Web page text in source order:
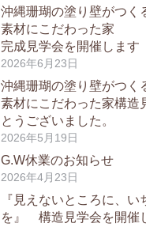
沖縄珊瑚の塗り壁がつく
素材にこだわった家
完成見学会を開催します
2026年6月23日
沖縄珊瑚の塗り壁がつく
素材にこだわった家構造
とうございました。
2026年5月19日
G.W休業のお知らせ
2026年4月23日
『見えないところに、い
を』 構造見学会を開催